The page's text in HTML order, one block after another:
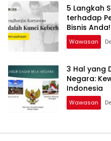
5 Langkah
terhadap
Bisnis Anda!
Wawasan
3 Hal yang
Negara:
Indonesia
Wawasan